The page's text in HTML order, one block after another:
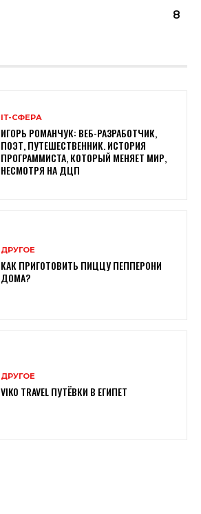
8
ІТ-СФЕРА
ИГОРЬ РОМАНЧУК: ВЕБ-РАЗРАБОТЧИК,
ПОЭТ, ПУТЕШЕСТВЕННИК. ИСТОРИЯ
ПРОГРАММИСТА, КОТОРЫЙ МЕНЯЕТ МИР,
НЕСМОТРЯ НА ДЦП
ДРУГОЕ
КАК ПРИГОТОВИТЬ ПИЦЦУ ПЕППЕРОНИ
ДОМА?
ДРУГОЕ
VIKO TRAVEL ПУТЁВКИ В ЕГИПЕТ